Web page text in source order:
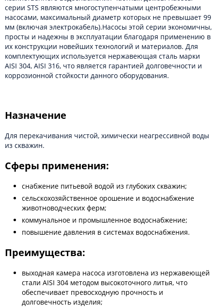
серии STS являются многоступенчатыми центробежными
насосами, максимальный диаметр которых не превышает 99
мм (включая электрокабель).Насосы этой серии экономичны,
просты и надежны в эксплуатации благодаря применению в
их конструкции новейших технологий и материалов. Для
комплектующих используется нержавеющая сталь марки
AISI 304, AISI 316, что является гарантией долговечности и
коррозионной стойкости данного оборудования.
Назначение
Для перекачивания чистой, химически неагрессивной воды
из скважин.
Сферы применения:
снабжение питьевой водой из глубоких скважин;
сельскохозяйственное орошение и водоснабжение
животноводческих ферм;
коммунальное и промышленное водоснабжение;
повышение давления в системах водоснабжения.
Преимущества:
выходная камера насоса изготовлена из нержавеющей
стали AISI 304 методом высокоточного литья, что
обеспечивает превосходную прочность и
долговечность изделия;